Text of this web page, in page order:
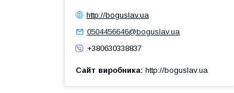
http://boguslav.ua
0504456646@boguslav.ua
+380630338837
Сайт виробника http://boguslav.ua